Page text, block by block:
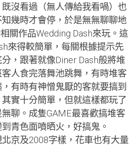
沒看過（無人傳給我看喎）也
幾時才會停，於是無無聊聊地
關作品Wedding Dash來玩。這
來得較簡單，每關根據提示先
，跟著就像Diner Dash般將堆
人食完落舞池跳舞，有時堆客
有時有神憎鬼厭的客就要搞到
實十分簡單，但就這樣都玩了
聊。成隻GAME最喜歡搞堆客
青色面噴晒火，好搞鬼。
及2008字樣，花車也有大量